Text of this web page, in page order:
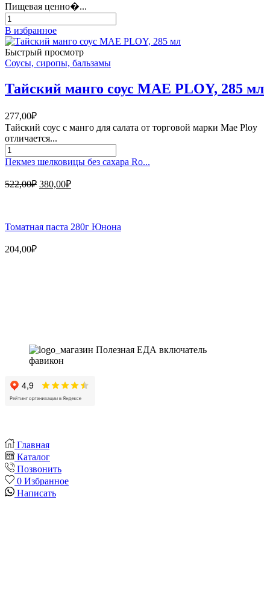
Пищевая ценно�...
Количество
товара
Томатная
паста
950г
Юнона
В избранное
Быстрый просмотр
Соусы, сиропы, бальзамы
Тайский манго соус MAE PLOY, 285 мл
277,00₽
Тайский соус с манго для салата от торговой марки Mae Ploy
отличается...
Количество
товара
манго
соус
285
Пекмез шелковицы без сахара Ro...
522,00₽ Первоначальная
380,00₽Текущая
Томатная паста 280г Юнона
204,00₽
Главная
Каталог
Позвонить
0 Избранное
Написать